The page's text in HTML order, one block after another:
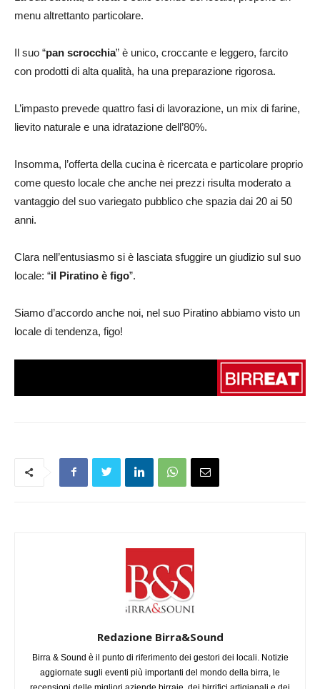
menu altrettanto particolare.
Il suo “pan scrocchia” è unico, croccante e leggero, farcito
con prodotti di alta qualità, ha una preparazione rigorosa.
L’impasto prevede quattro fasi di lavorazione, un mix di farine,
lievito naturale e una idratazione dell’80%.
Insomma, l’offerta della cucina è ricercata e particolare proprio
come questo locale che anche nei prezzi risulta moderato a
vantaggio del suo variegato pubblico che spazia dai 20 ai 50
anni.
Clara nell’entusiasmo si è lasciata sfuggire un giudizio sul suo
locale: “il Piratino è figo”.
Siamo d’accordo anche noi, nel suo Piratino abbiamo visto un
locale di tendenza, figo!
Redazione Birra&Sound
Birra & Sound è il punto di riferimento dei gestori dei locali. Notizie
aggiornate sugli eventi più importanti del mondo della birra, le